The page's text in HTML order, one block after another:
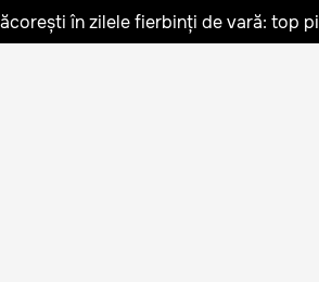
în zilele fierbinți de vară: top